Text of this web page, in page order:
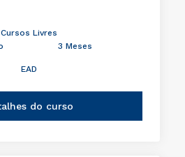
Cursos Livres
3 Meses
EAD
do curso